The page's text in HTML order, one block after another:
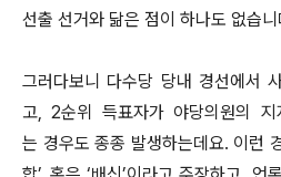
선출 선거와 닮은 점이 하나도 없습니
그러다보니 다수당 당내 경선에서
고, 2순위 득표자가 야당의원의
는 경우도 종종 발생하는데요. 이런